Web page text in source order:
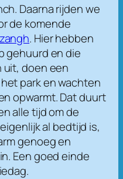
Daarna rijden we
de komende
. Hier hebben
gehuurd en die
uit, doen een
park en wachten
opwarmt. Dat duurt
alle tijd om de
al bedtijd is,
genoeg en
Een goed einde